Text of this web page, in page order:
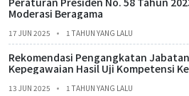
Moderasi Beragama
17 JUN 2025 1 TAHUN YANG LALU
Rekomendasi Pengangkatan
Kepegawaian Hasil Uji Kompetensi
13 JUN 2025 1 TAHUN YANG LALU